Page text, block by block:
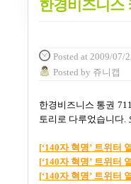
한경비즈니스
Posted at 2009/07/
Posted by 쥬니캡
한경비즈니스 통권 711
토리로 다루었습니다
[‘140자 혁명’ 트위터
[‘140자 혁명’ 트위터
[‘140자 혁명’ 트위터